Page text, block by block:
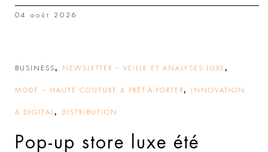
04 août 2026
BUSINESS, NEWSLETTER – VEILLE ET ANALYSES LUXE ,
MODE – HAUTE COUTURE & PRÊT-À-PORTER, INNOVATION
& DIGITAL , DISTRIBUTION
Pop-up store luxe été